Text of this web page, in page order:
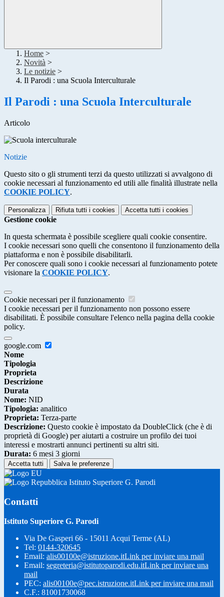
Home >
Novità >
Le notizie >
Il Parodi : una Scuola Interculturale
Il Parodi : una Scuola Interculturale
Articolo
Notizie
Questo sito o gli strumenti terzi da questo utilizzati si avvalgono di
cookie necessari al funzionamento ed utili alle finalità illustrate nella
COOKIE POLICY.
Personalizza Rifiuta tutti i cookies Accetta tutti i cookies
Gestione cookie
In questa schermata è possibile scegliere quali cookie consentire.
I cookie necessari sono quelli che consentono il funzionamento della
piattaforma e non è possibile disabilitarli.
Per conoscere quali sono i cookie necessari al funzionamento potete
visionare la COOKIE POLICY.
Cookie necessari per il funzionamento
I cookie necessari per il funzionamento non possono essere
disabilitati. È possibile consultare l'elenco nella pagina della cookie
policy.
google.com
Nome
Tipologia
Proprieta
Descrizione
Durata
Nome: NID
Tipologia: analitico
Proprieta: Terza-parte
Descrizione: Questo cookie è impostato da DoubleClick (che è di
proprietà di Google) per aiutarti a costruire un profilo dei tuoi
interessi e mostrarti annunci pertinenti su altri siti.
Durata: 6 mesi 3 giorni
Accetta tutti Salva le preferenze
Istituto Superiore G. Parodi
Contatti
Istituto Superiore G. Parodi
Via De Gasperi 66 - 15011 Acqui Terme (AL)
Tel: 0144-320645
Email: alis00100e@istruzione.itLink per inviare una mail
Email: segreteria@istitutoparodi.edu.itLink per inviare una
mail
PEC: alis00100e@pec.istruzione.itLink per inviare una mail
C.F.: 81001730068